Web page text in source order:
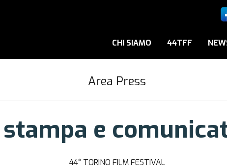
CHI SIAMO 44TFF
Area Press
e
44° TORINO FILM FESTIVAL